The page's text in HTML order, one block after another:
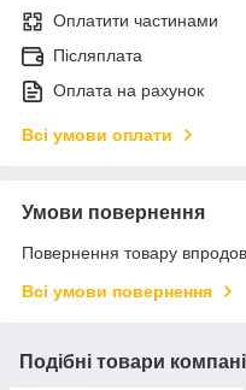
Оплатити частинами
Післяплата
Оплата на рахунок
Всі умови оплати
Умови повернення
Повернення товару
Всі умови повернення
Подібні товари